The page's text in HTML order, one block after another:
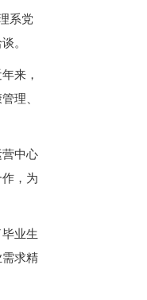
系党
。
来，
理、
中心
，为
业生
求精